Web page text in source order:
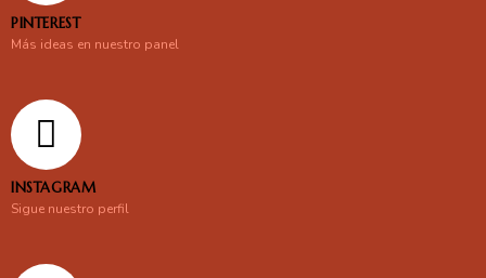
PINTEREST
Más ideas en nuestro panel
INSTAGRAM
Sigue nuestro perfil